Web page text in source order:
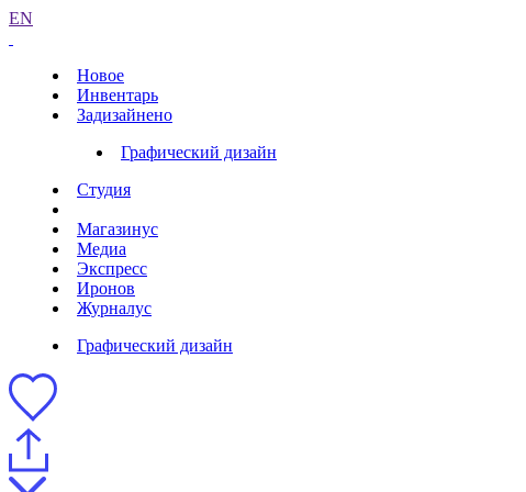
EN
Новое
Инвентарь
Задизайнено
Графический дизайн
Студия
Магазинус
Медиа
Экспресс
Иронов
Журналус
Графический дизайн